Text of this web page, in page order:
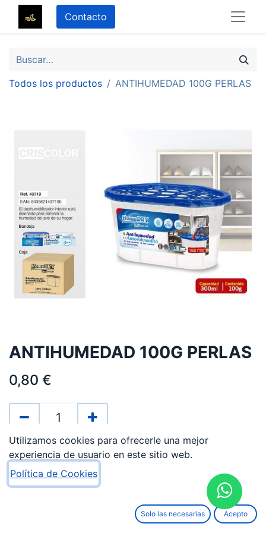
Contacto
Todos los productos ANTIHUMEDAD 100G PERLAS
ANTIHUMEDAD 100G PERLAS
0,80 €
AÑADIR AL CARRITO
Añadir a lista de deseos
Garantía de devolución de 15 días
Utilizamos cookies para ofrecerle una mejor
experiencia de usuario en este sitio web.
Política de Cookies
Solo las necesarias Acepto